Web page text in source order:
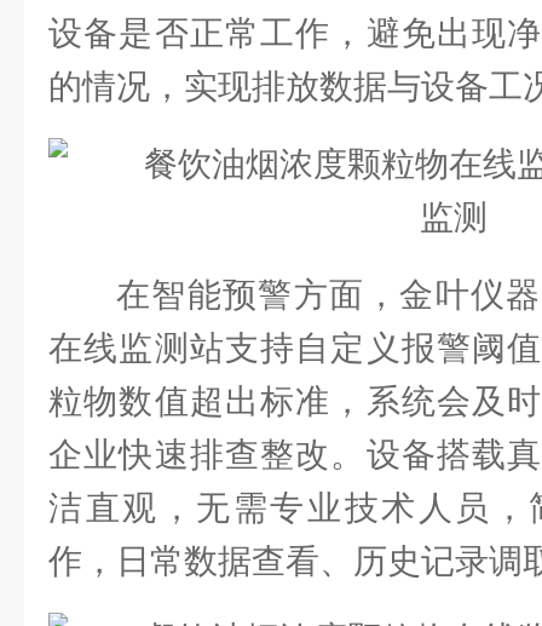
设备是否正常工作，避免出现
的情况，实现排放数据与设备工
在智能预警方面，金叶仪
在线监测站支持自定义报警阈
粒物数值超出标准，系统会及
企业快速排查整改。设备搭载
洁直观，无需专业技术人员，
作，日常数据查看、历史记录调